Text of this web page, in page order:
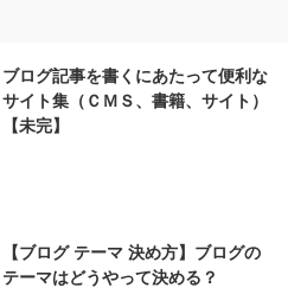
ブログ記事を書くにあたって便利な
サイト集（ＣＭＳ、書籍、サイト）
【未完】
【ブログ テーマ 決め方】ブログの
テーマはどうやって決める？